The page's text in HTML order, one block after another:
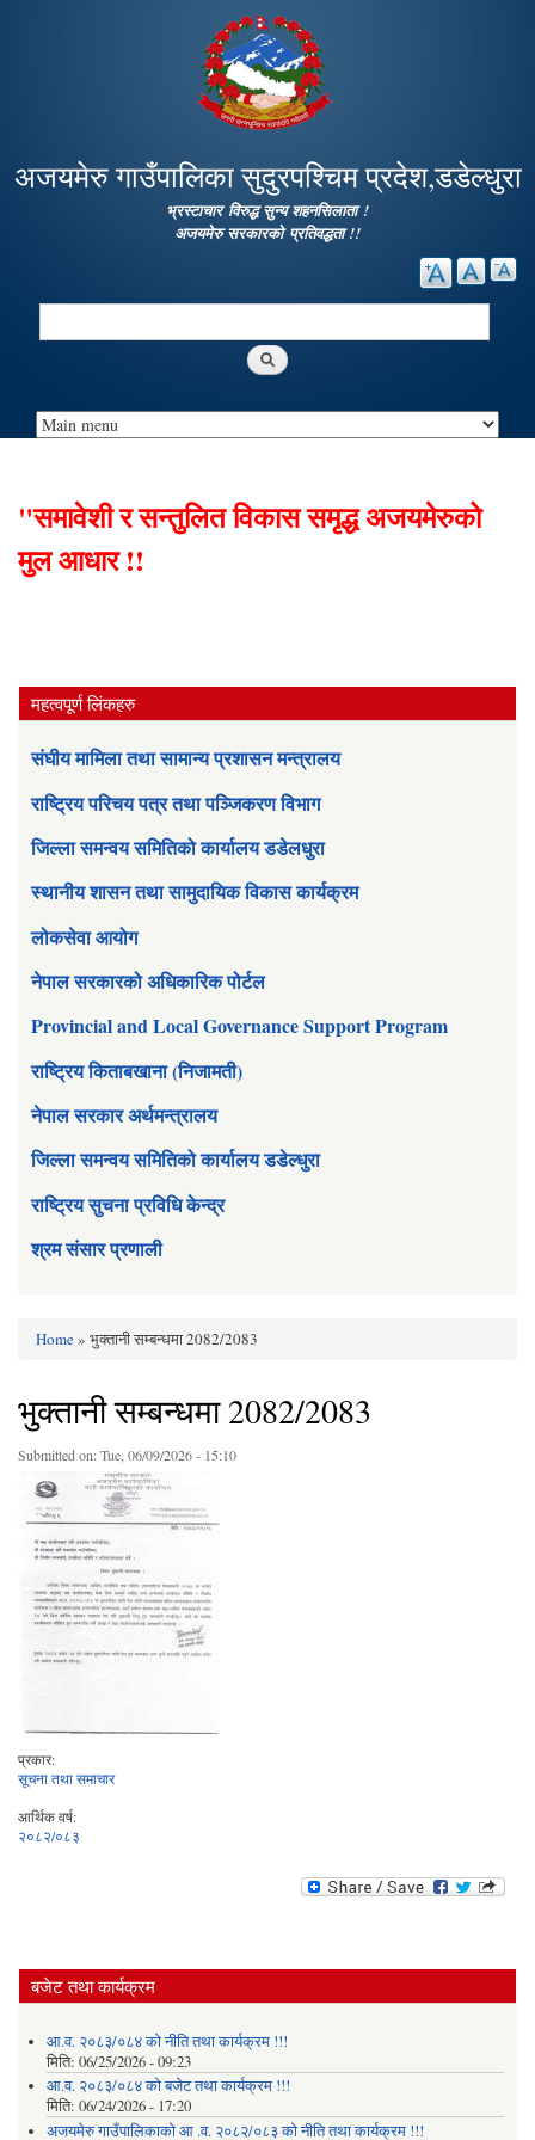
main
content
अजयमेरु गाउँपालिका सुदुरपश्चिम प्रदेश,डडेल्धुरा
भ्रस्टाचार विरुद्ध सुन्य शहनसिलाता !
अजयमेरु सरकारको प्रतिवद्धता !!
Search
"समावेशी र सन्तुलित विकास समृद्ध अजयमेरुको
मुल आधार !!
महत्वपूर्ण लिंकहरु
संघीय मामिला तथा सामान्य प्रशासन मन्त्रालय
राष्ट्रिय परिचय पत्र तथा पञ्जिकरण विभाग
जिल्ला समन्वय समितिको कार्यालय डडेलधुरा
स्थानीय शासन तथा सामुदायिक विकास कार्यक्रम
लोकसेवा आयोग
नेपाल सरकारको अधिकारिक पोर्टल
Provincial and Local Governance Support Program
राष्ट्रिय किताबखाना (निजामती)
नेपाल सरकार अर्थमन्त्रालय
जिल्ला समन्वय समितिको कार्यालय डडेल्धुरा
राष्ट्रिय सुचना प्रविधि केन्द्र
श्रम संसार प्रणाली
You are here
Home» भुक्तानी सम्बन्धमा 2082/2083
भुक्तानी सम्बन्धमा 2082/2083
Submitted on:Tue, 06/09/2026 - 15:10
प्रकार:
सूचना तथा समाचार
आर्थिक वर्ष:
२०८२/०८३
बजेट तथा कार्यक्रम
आ.व. २०८३/०८४ को नीति तथा कार्यक्रम !!!
मिति: 06/25/2026 - 09:23
आ.व. २०८३/०८४ को बजेट तथा कार्यक्रम !!!
मिति: 06/24/2026 - 17:20
अजयमेरु गाउँपालिकाको आ .व. २०८२/०८३ को नीति तथा कार्यक्रम !!!